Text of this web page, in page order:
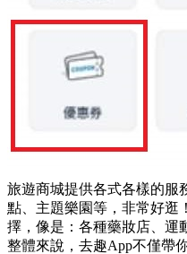
旅遊商城提供各式各樣的服
點、主題樂園等，非常好逛
擇，像是：各種藥妝店、運
整體來說，去趣App不僅帶